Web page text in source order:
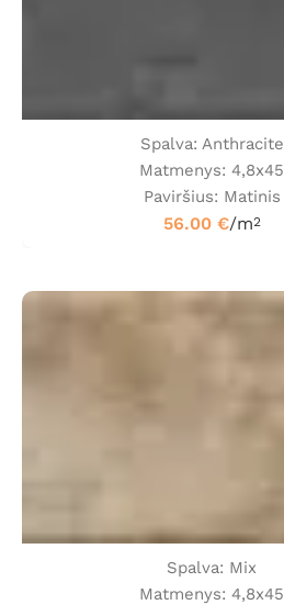
Spalva: Anthracite
Matmenys: 4,8x45
Paviršius: Matinis
56.00 €/m2
Spalva: Mix
Matmenys: 4,8x45